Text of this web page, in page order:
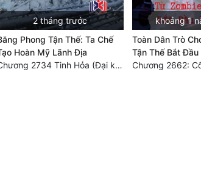
2 tháng trước
Phong Tận Thế: Ta Chế
Hoàn Mỹ Lãnh Địa
Chương 2734 Tinh Hỏa (Đại kết cục) (2)
khoảng 1
Toàn Dân Trò
Tận Thế Bắt Đầu
Chương 2662: